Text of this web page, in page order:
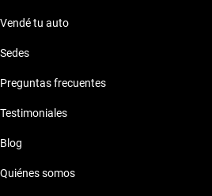
Vendé tu auto
Sedes
Preguntas frecuentes
Testimoniales
Blog
Quiénes somos